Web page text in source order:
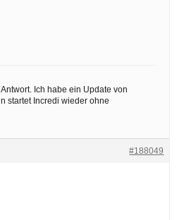
Ich habe ein Update von
startet Incredi wieder ohne
#188049